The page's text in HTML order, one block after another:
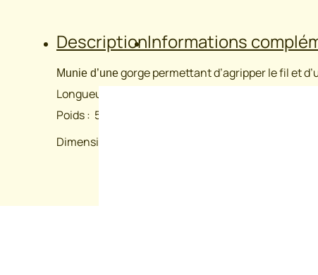
DescriptionInformations
Munie d’unegorge permettant d’agripper le fil et
Longueur totale : 23 cm
Poids : 540 gr
Dimensions